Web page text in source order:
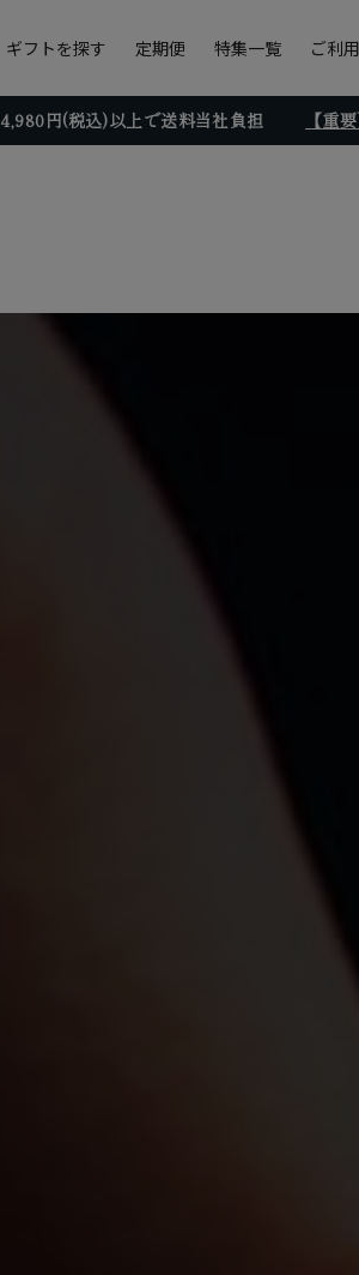
ギフトを探す 定期便 特集一覧 ご利
4,980円(税込)以上で送料当社負担 【重